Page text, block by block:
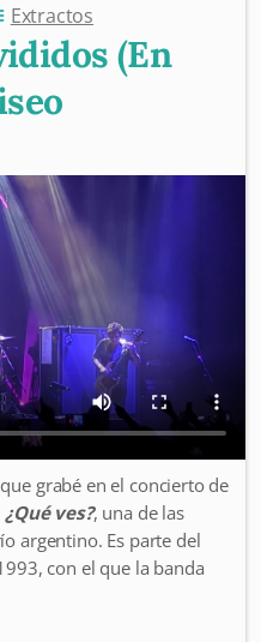
Extractos
(En
grabé en el concierto de
¿Qué ves?, una de las
argentino. Es parte del
con el que la banda